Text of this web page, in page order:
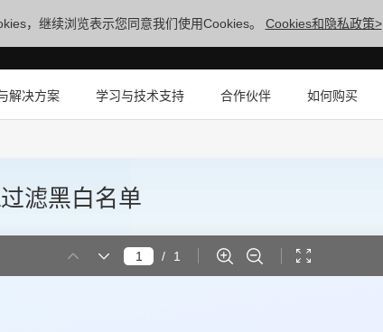
，继续浏览表示您同意我们使用Cookies。 Cookies和隐私政策>
解决方案 学习与技术支持 合作伙伴 如何购买
滤黑白名单
/ 1